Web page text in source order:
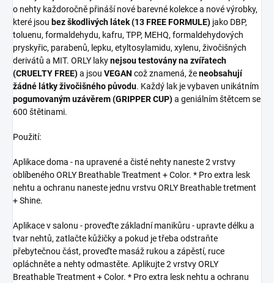
o nehty každoročně přináší nové barevné kolekce a nové výrobky,
které jsou bez škodlivých látek (13 FREE FORMULE) jako DBP,
toluenu, formaldehydu, kafru, TPP, MEHQ, formaldehydových
pryskyřic, parabenů, lepku, etyltosylamidu, xylenu, živočišných
derivátů a MIT. ORLY lakynejsou testovány na zvířatech
(CRUELTY FREE)a jsou VEGAN což znamená, ženeobsahují
žádné látky živočišného původu. Každý lak je vybaven unikátním
pogumovaným uzávěrem (GRIPPER CUP)a geniálním štětcem se
600 štětinami.
Použití:
Aplikace doma - na upravené a čisté nehty naneste 2 vrstvy
oblíbeného ORLY Breathable Treatment + Color. * Pro extra lesk
nehtu a ochranu naneste jednu vrstvu ORLY Breathable tretment
+ Shine.
Aplikace v salonu - proveďte základní manikůru - upravte délku a
tvar nehtů, zatlačte kůžičky a pokud je třeba odstraňte
přebytečnou část, proveďte masáž rukou a zápěstí, ruce
opláchněte a nehty odmastěte. Aplikujte 2 vrstvy ORLY
Breathable Treatment + Color. * Pro extra lesk nehtu a ochranu